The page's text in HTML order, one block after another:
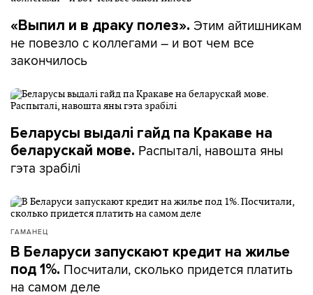
«Выпил и в драку полез». Этим айтишникам
не повезло с коллегами – и вот чем все
закончилось
Беларусы выдалі гайд па Кракаве на
беларускай мове. Распыталі, навошта яны
гэта зрабілі
ГАМАНЕЦ
В Беларуси запускают кредит на жилье
под 1%. Посчитали, сколько придется платить
на самом деле